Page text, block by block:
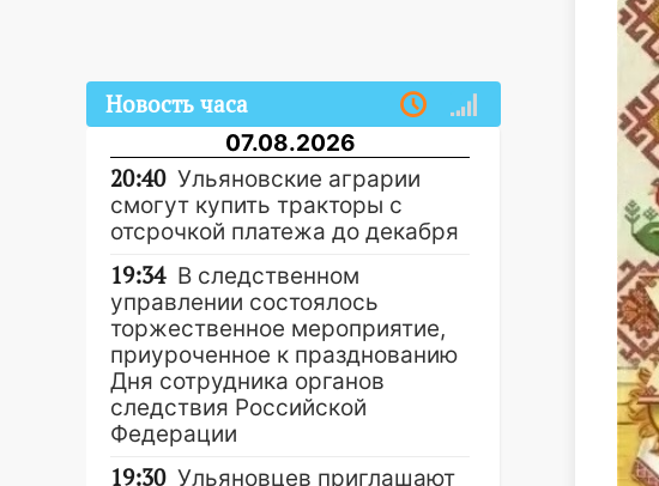
Новость часа
07.08.2026
20:40 Ульяновские аграрии
смогут купить тракторы с
отсрочкой платежа до декабря
19:34 В следственном
управлении состоялось
торжественное мероприятие,
приуроченное к празднованию
Дня сотрудника органов
следствия Российской
Федерации
19:30 Ульяновцев приглашают